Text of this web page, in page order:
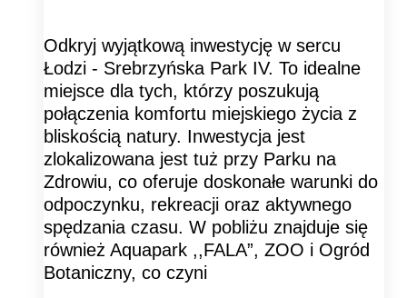
Odkryj wyjątkową inwestycję w sercu
Łodzi - Srebrzyńska Park IV. To idealne
miejsce dla tych, którzy poszukują
połączenia komfortu miejskiego życia z
bliskością natury. Inwestycja jest
zlokalizowana jest tuż przy Parku na
Zdrowiu, co oferuje doskonałe warunki do
odpoczynku, rekreacji oraz aktywnego
spędzania czasu. W pobliżu znajduje się
również Aquapark ,,FALA”, ZOO i Ogród
Botaniczny, co czyni